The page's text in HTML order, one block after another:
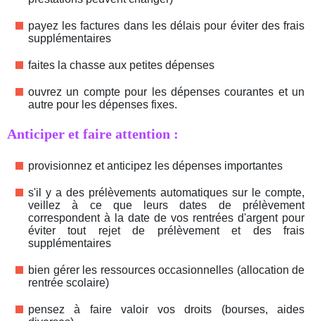
payez les factures dans les délais pour éviter des frais
supplémentaires
faites la chasse aux petites dépenses
ouvrez un compte pour les dépenses courantes et un
autre pour les dépenses fixes.
Anticiper et faire attention :
provisionnez et anticipez les dépenses importantes
s'il y a des prélèvements automatiques sur le compte,
veillez à ce que leurs dates de prélèvement
correspondent à la date de vos rentrées d'argent pour
éviter tout rejet de prélèvement et des frais
supplémentaires
bien gérer les ressources occasionnelles (allocation de
rentrée scolaire)
pensez à faire valoir vos droits (bourses, aides